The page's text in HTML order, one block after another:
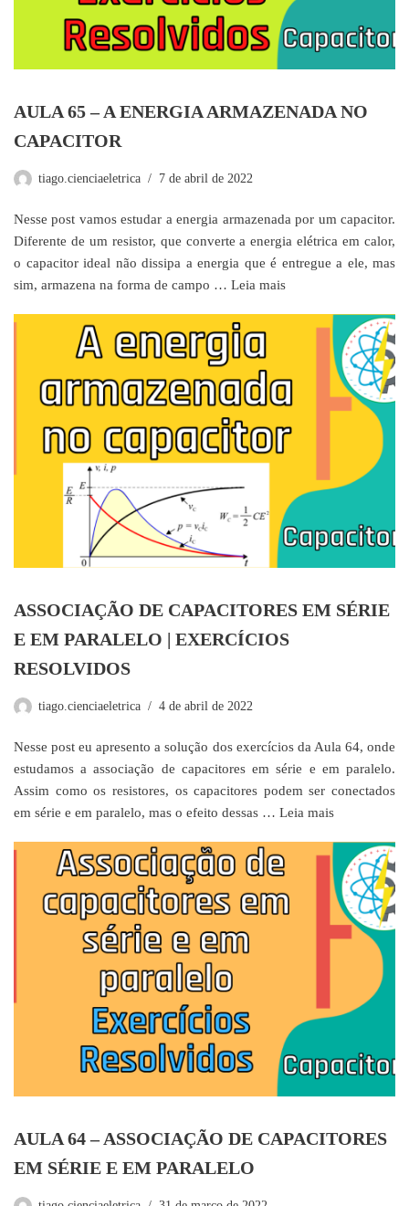
AULA 65 – A ENERGIA ARMAZENADA NO
CAPACITOR
tiago.cienciaeletrica 7 de abril de 2022
Nesse post vamos estudar a energia armazenada por um capacitor.
Diferente de um resistor, que converte a energia elétrica em calor,
o capacitor ideal não dissipa a energia que é entregue a ele, mas
sim, armazena na forma de campo … Leia mais
ASSOCIAÇÃO DE CAPACITORES EM SÉRIE
E EM PARALELO | EXERCÍCIOS
RESOLVIDOS
tiago.cienciaeletrica 4 de abril de 2022
Nesse post eu apresento a solução dos exercícios da Aula 64, onde
estudamos a associação de capacitores em série e em paralelo.
Assim como os resistores, os capacitores podem ser conectados
em série e em paralelo, mas o efeito dessas … Leia mais
AULA 64 – ASSOCIAÇÃO DE CAPACITORES
EM SÉRIE E EM PARALELO